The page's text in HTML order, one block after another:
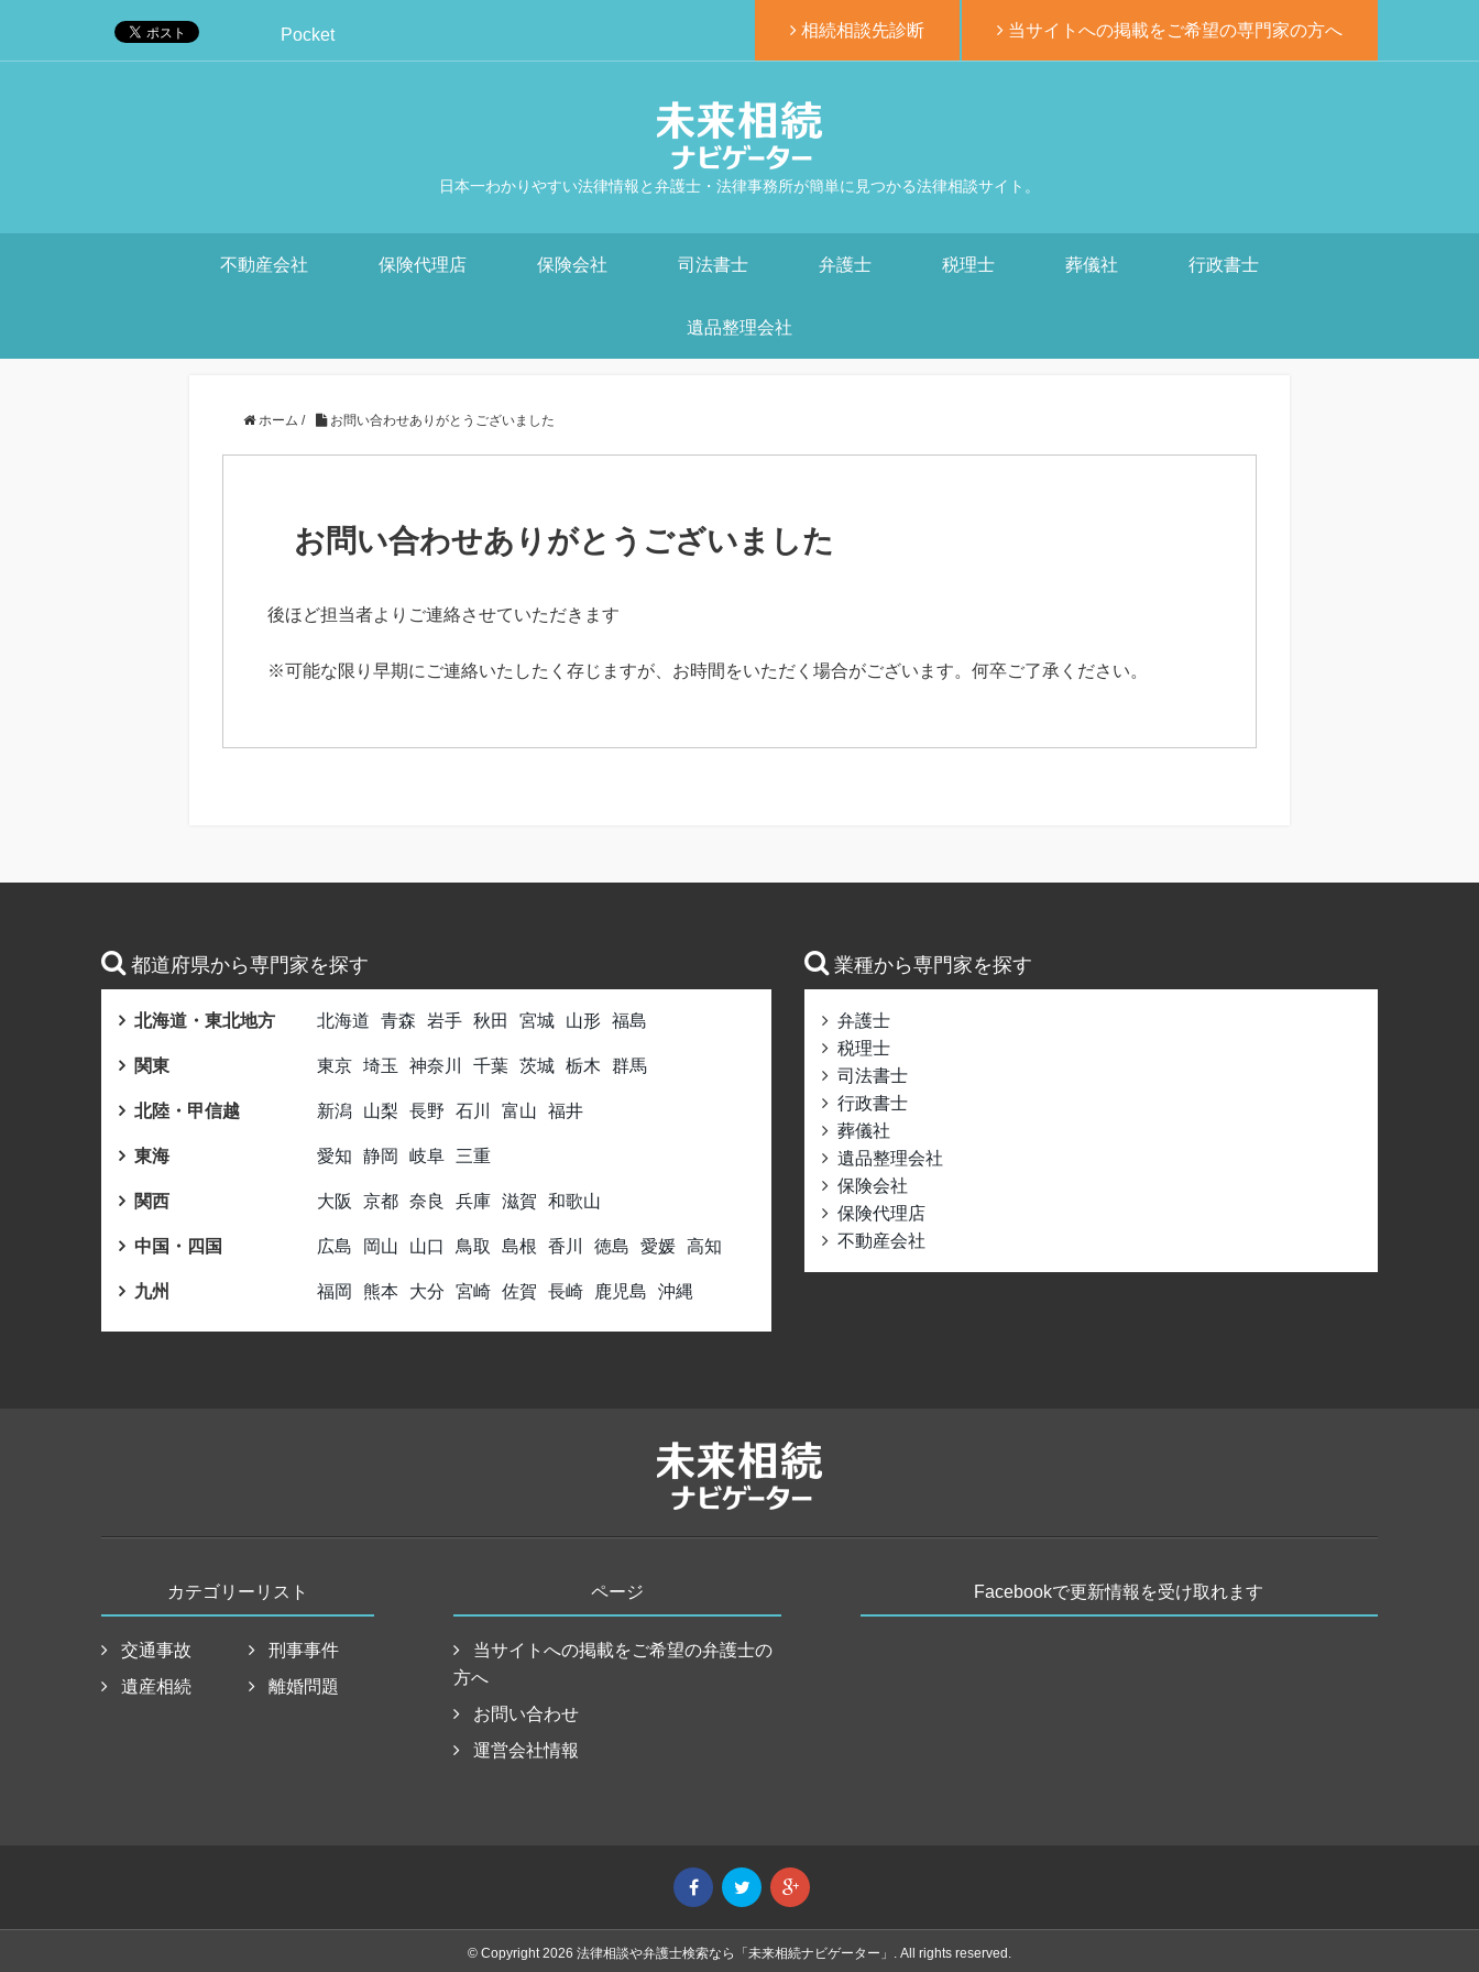
相続相談先診断 当サイトへの掲載をご希望の専門家の方へ
Pocket
日本一わかりやすい法律情報と弁護士・法律事務所が簡単に見つかる法律相談サイト。
不動産会社 保険代理店 保険会社 司法書士 弁護士 税理士 葬儀社 行政書士
遺品整理会社
ホーム / お問い合わせありがとうございました
お問い合わせありがとうございました
後ほど担当者よりご連絡させていただきます
※可能な限り早期にご連絡いたしたく存じますが、お時間をいただく場合がございます。何卒ご了承ください。
都道府県から専門家を探す
北海道・東北地方 北海道 青森 岩手 秋田 宮城 山形 福島
関東 東京 埼玉 神奈川 千葉 茨城 栃木 群馬
北陸・甲信越 新潟 山梨 長野 石川 富山 福井
東海 愛知 静岡 岐阜 三重
関西 大阪 京都 奈良 兵庫 滋賀 和歌山
中国・四国 広島 岡山 山口 鳥取 島根 香川 徳島 愛媛 高知
九州 福岡 熊本 大分 宮崎 佐賀 長崎 鹿児島 沖縄
業種から専門家を探す
弁護士
税理士
司法書士
行政書士
葬儀社
遺品整理会社
保険会社
保険代理店
不動産会社
カテゴリーリスト
交通事故
刑事事件
遺産相続
離婚問題
ページ
当サイトへの掲載をご希望の弁護士の
方へ
お問い合わせ
運営会社情報
Facebookで更新情報を受け取れます
© Copyright 2026 法律相談や弁護士検索なら「未来相続ナビゲーター」. All rights reserved.